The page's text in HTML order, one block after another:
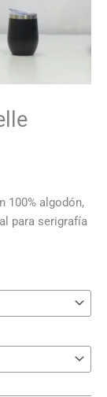
100% algodón,
para serigrafía